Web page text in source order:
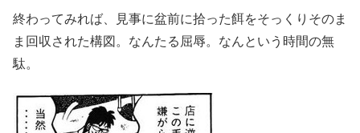
終わってみれば、見事に盆前に拾った餌をそっくりそのま
ま回収された構図。なんたる屈辱。なんという時間の無
駄。